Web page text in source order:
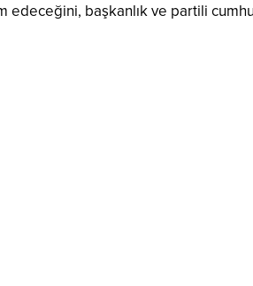
başkanlık ve partili